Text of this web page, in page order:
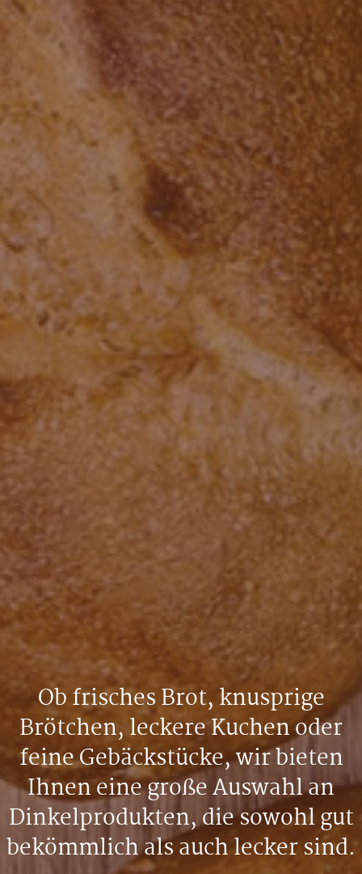
Ob frisches Brot, knusprige
Brötchen, leckere Kuchen oder
feine Gebäckstücke, wir bieten
Ihnen eine große Auswahl an
Dinkelprodukten, die sowohl gut
bekömmlich als auch lecker sind.